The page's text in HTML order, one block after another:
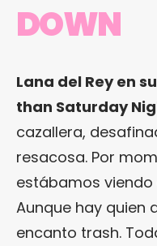
DOWN
Lana del Rey en
than Saturday
cazallera,
resacosa. Por
estábamos viendo
Aunque hay quien
encanto trash.